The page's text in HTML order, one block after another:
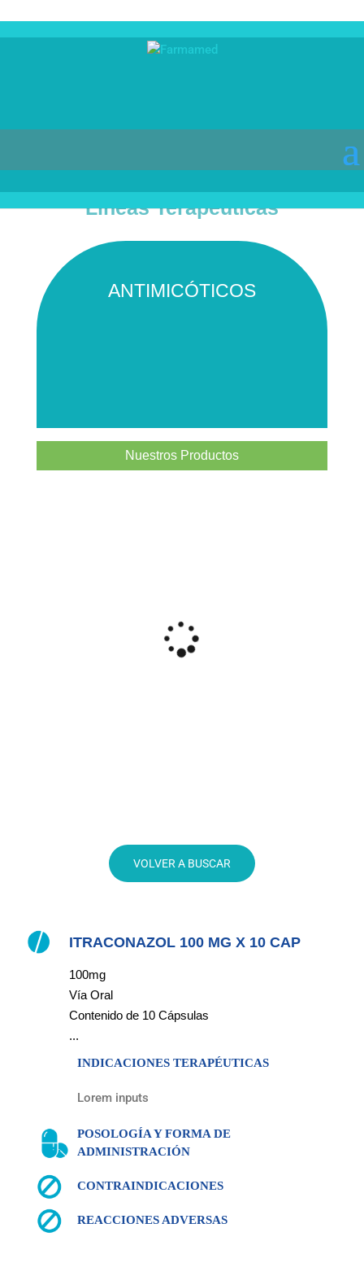
Líneas Terapéuticas
ANTIMICÓTICOS
Nuestros Productos
ITRACONAZOL 100 MG X 10 CAP
100mg
Vía Oral
Contenido de 10 Cápsulas
...
INDICACIONES TERAPÉUTICAS
Lorem inputs
POSOLOGÍA Y FORMA DE
ADMINISTRACIÓN
CONTRAINDICACIONES
REACCIONES ADVERSAS